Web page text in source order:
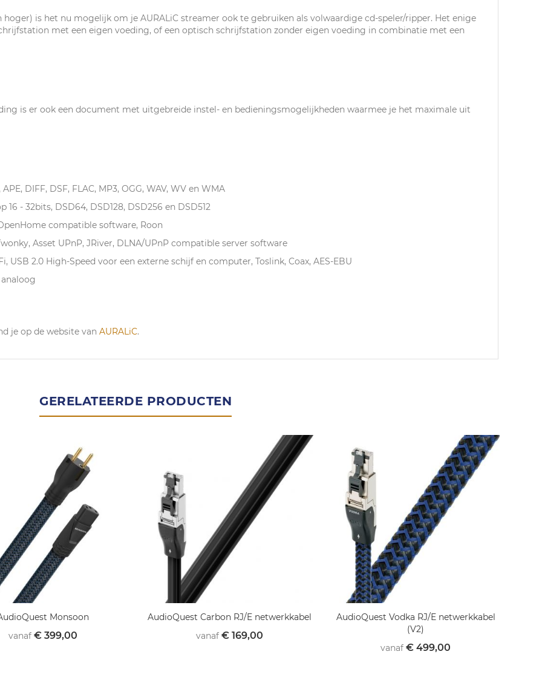
is het nu mogelijk om je AURALiC streamer ook te gebruiken als volwaardige cd-speler/ripper. Het enige
met een eigen voeding, of een optisch schrijfstation zonder eigen voeding in combinatie met een
is er ook een document met uitgebreide instel- en bedieningsmogelijkheden waarmee je het maximale uit
DIFF, DSF, FLAC, MP3, OGG, WAV, WV en WMA
16 - 32bits, DSD64, DSD128, DSD256 en DSD512
compatible software, Roon
Asset UPnP, JRiver, DLNA/UPnP compatible server software
USB 2.0 High-Speed voor een externe schijf en computer, Toslink, Coax, AES-EBU
je op de website van AURALiC.
GERELATEERDE PRODUCTEN
Monsoon
vanaf € 399,00
AudioQuest Carbon RJ/E netwerkkabel
vanaf € 169,00
AudioQuest Vodka RJ/E netwerkkabel
(V2)
vanaf € 499,00